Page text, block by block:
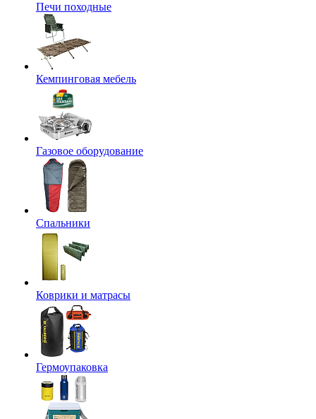
Печи походные
Кемпинговая мебель
Газовое оборудование
Спальники
Коврики и матрасы
Гермоупаковка